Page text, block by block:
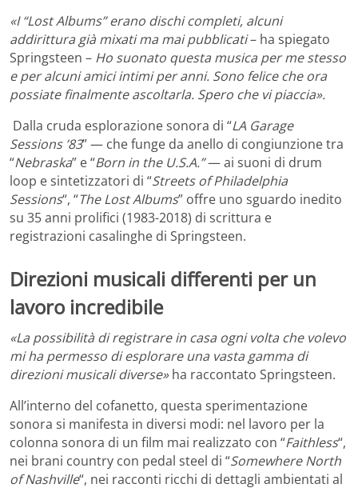
«I “Lost Albums” erano dischi completi, alcuni
addirittura già mixati ma mai pubblicati– ha spiegato
Springsteen – Ho suonato questa musica per me stesso
e per alcuni amici intimi per anni. Sono felice che ora
possiate finalmente ascoltarla. Spero che vi piaccia».
Dalla cruda esplorazione sonora di “LA Garage
Sessions ’83” — che funge da anello di congiunzione tra
“Nebraska” e “Born in the U.S.A.”— ai suoni di drum
loop e sintetizzatori di “Streets of Philadelphia
Sessions“, “The Lost Albums” offre uno sguardo inedito
su 35 anni prolifici (1983-2018) di scrittura e
registrazioni casalinghe di Springsteen.
Direzioni musicali differenti per un
lavoro incredibile
«La possibilità di registrare in casa ogni volta che volevo
mi ha permesso di esplorare una vasta gamma di
direzioni musicali diverse»ha raccontato Springsteen.
All’interno del cofanetto, questa sperimentazione
sonora si manifesta in diversi modi: nel lavoro per la
colonna sonora di un film mai realizzato con “Faithless“,
nei brani country con pedal steel di “Somewhere North
of Nashville“, nei racconti ricchi di dettagli ambientati al